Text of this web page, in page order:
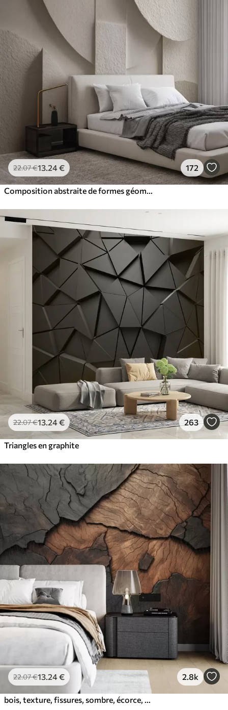
22.07€13.24€ 172
Composition abstraite de formes géométriques beiges
22.07€13.24€ 263
Triangles en graphite
22.07€13.24€ 2.8k
bois, texture, fissures, sombre, écorce, surface